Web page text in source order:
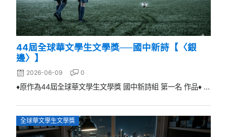
44屆全球華文學生文學獎──國中新詩【〈銀
邊〉】
2026-06-09 0
♦原作為44屆全球華文學生文學獎 國中新詩組 第一名 作品♦ ...
全球華文學生文學獎